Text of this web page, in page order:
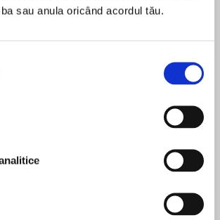
sau anula oricând acordul tău.
the fourth bookin the
series!
in this third series, Warriors:
and thrilling battles to the
warrior Clans.
nu există recenzii
carte